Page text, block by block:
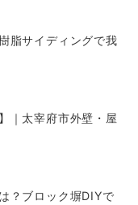
脂サイディングで我
｜太宰府市外壁・屋
？ブロック塀DIYで